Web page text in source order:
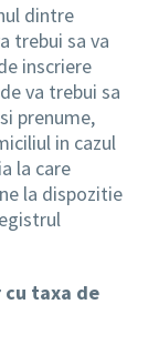
dintre
trebui sa va
inscriere
va trebui sa
prenume,
in cazul
la care
la dispozitie
taxa de